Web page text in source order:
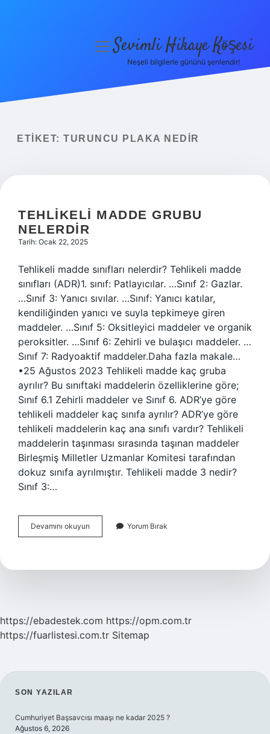
Yasal Uyarı
menüyüSevimli Hikaye Köşesi
Neşeli bilgilerle gününü şenlendir!
ETIKET: TURUNCU PLAKA NEDIR
TEHLIKELI MADDE GRUBU
NELERDIR
Tarih: Ocak 22, 2025
Tehlikeli madde sınıfları nelerdir? Tehlikeli madde
sınıfları (ADR)1. sınıf: Patlayıcılar. …Sınıf 2: Gazlar.
…Sınıf 3: Yanıcı sıvılar. …Sınıf: Yanıcı katılar,
kendiliğinden yanıcı ve suyla tepkimeye giren
maddeler. …Sınıf 5: Oksitleyici maddeler ve organik
peroksitler. …Sınıf 6: Zehirli ve bulaşıcı maddeler. …
Sınıf 7: Radyoaktif maddeler.Daha fazla makale…
•25 Ağustos 2023 Tehlikeli madde kaç gruba
ayrılır? Bu sınıftaki maddelerin özelliklerine göre;
Sınıf 6.1 Zehirli maddeler ve Sınıf 6. ADR’ye göre
tehlikeli maddeler kaç sınıfa ayrılır? ADR’ye göre
tehlikeli maddelerin kaç ana sınıfı vardır? Tehlikeli
maddelerin taşınması sırasında taşınan maddeler
Birleşmiş Milletler Uzmanlar Komitesi tarafından
dokuz sınıfa ayrılmıştır. Tehlikeli madde 3 nedir?
Sınıf 3:…
Devamını okuyun Tehlikeli
Madde
Yorum Bırak
https://ebadestek.com https://opm.com.tr
https://fuarlistesi.com.tr Sitemap
SIDEBAR
SON YAZILAR
Cumhuriyet Başsavcısı maaşı ne kadar 2025 ?
Ağustos 6, 2026